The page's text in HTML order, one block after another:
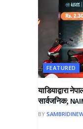
FEATURED
याडियाद्वारा
सार्वजनिक;
BY